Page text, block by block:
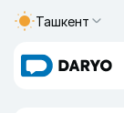
Ташкент